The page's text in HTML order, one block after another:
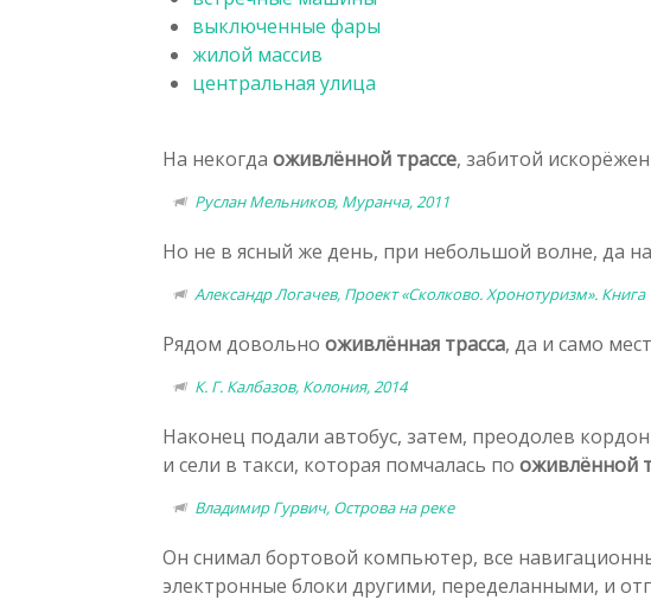
выключенные фары
жилой массив
центральная улица
На некогда оживлённой трассе, забитой
Руслан Мельников, Муранча, 2011
Но не в ясный же день, при небольшой волне, да на
Александр Логачев, Проект «Сколково. Хронотуризм». Книга
Рядом довольно оживлённая трасса, да и само
К. Г. Калбазов, Колония, 2014
Наконец подали автобус, затем, преодолев
и сели в такси, которая помчалась по оживлённой
Владимир Гурвич, Острова на реке
Он снимал бортовой компьютер, все
электронные блоки другими, переделанными, и